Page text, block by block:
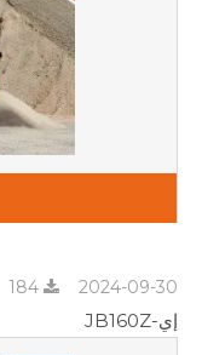
2024-09-30
إي-JB160Z